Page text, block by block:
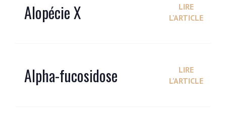
Alopécie X
LIRE
L'ARTICLE
Alpha-fucosidose
LIRE
L'ARTICLE